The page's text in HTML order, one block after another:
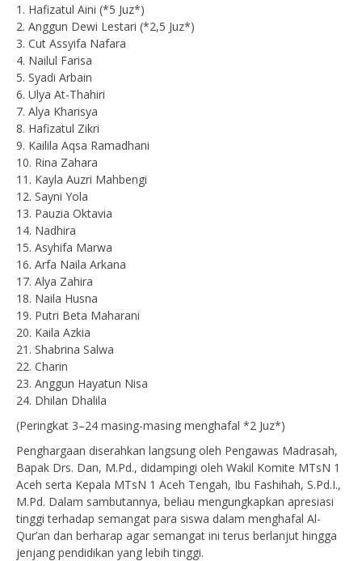
1. Hafizatul Aini (*5 Juz*)
2. Anggun Dewi Lestari (*2,5 Juz*)
3. Cut Assyifa Nafara
4. Nailul Farisa
5. Syadi Arbain
6. Ulya At-Thahiri
7. Alya Kharisya
8. Hafizatul Zikri
9. Kailila Aqsa Ramadhani
10. Rina Zahara
11. Kayla Auzri Mahbengi
12. Sayni Yola
13. Pauzia Oktavia
14. Nadhira
15. Asyhifa Marwa
16. Arfa Naila Arkana
17. Alya Zahira
18. Naila Husna
19. Putri Beta Maharani
20. Kaila Azkia
21. Shabrina Salwa
22. Charin
23. Anggun Hayatun Nisa
24. Dhilan Dhalila
(Peringkat 3–24 masing-masing menghafal *2 Juz*)
Penghargaan diserahkan langsung oleh Pengawas Madrasah,
Bapak Drs. Dan, M.Pd., didampingi oleh Wakil Komite MTsN 1
Aceh serta Kepala MTsN 1 Aceh Tengah, Ibu Fashihah, S.Pd.I.,
M.Pd. Dalam sambutannya, beliau mengungkapkan apresiasi
tinggi terhadap semangat para siswa dalam menghafal Al-
Qur’an dan berharap agar semangat ini terus berlanjut hingga
jenjang pendidikan yang lebih tinggi.